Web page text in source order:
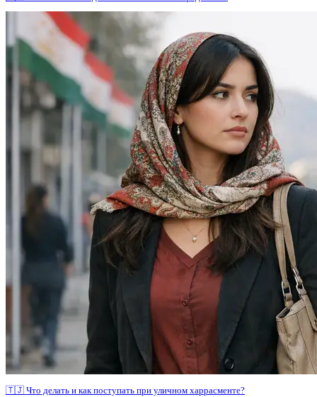
🇹🇯 Что делать и как поступать при уличном харрасменте?